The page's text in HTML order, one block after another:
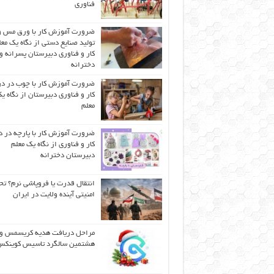
فناوری
ضرورت آموزش کار با ورق مس
تولید صنایع دستی از نگاه یک
کار و فناوری دبیرستان پسرانه و
دخترانه
ضرورت آموزش کار با چوب در
کار و فناوری دبیرستان از نگاه
معلم
ضرورت آموزش کار با پارچه
کار و فناوری از نگاه یک معلم
دبیرستان دخترانه
انتقال قدرت یا فروپاشی نرم؟
امنیتی آینده ولایت در ایران
مراحل دریافت هدیه کریسمس و
هشتمین سالگرد تاسیس